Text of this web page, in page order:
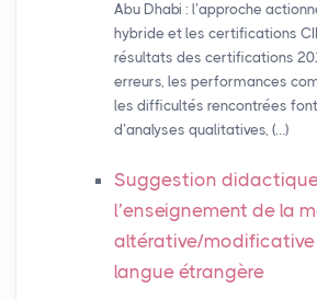
Abu Dhabi : l’approche
hybride et les certifications
résultats des certifications
erreurs, les performances
les difficultés rencontrées font
d’analyses qualitatives, (…)
Suggestion
l’enseignement de la
altérative/modificative
langue étrangère